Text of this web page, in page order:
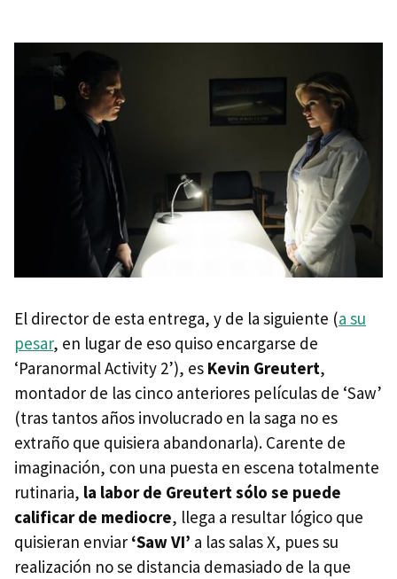
El director de esta entrega, y de la siguiente (a su
pesar, en lugar de eso quiso encargarse de
‘Paranormal Activity 2’), es Kevin Greutert,
montador de las cinco anteriores películas de ‘Saw’
(tras tantos años involucrado en la saga no es
extraño que quisiera abandonarla). Carente de
imaginación, con una puesta en escena totalmente
rutinaria, la labor de Greutert sólo se puede
calificar de mediocre, llega a resultar lógico que
quisieran enviar ‘Saw VI’ a las salas X, pues su
realización no se distancia demasiado de la que